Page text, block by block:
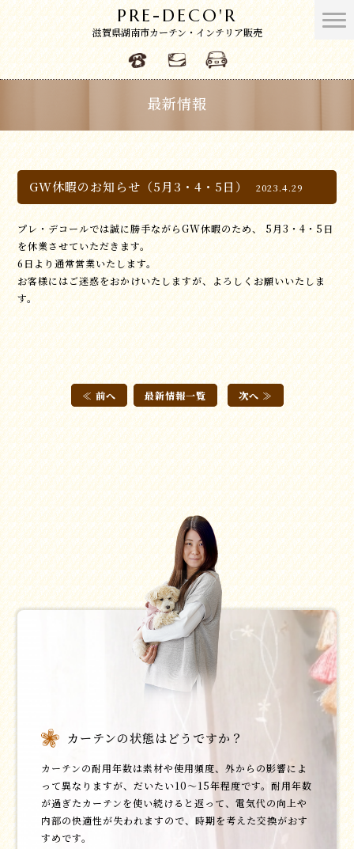
PRE-DECO'R
滋賀県湖南市カーテン・インテリア販売
最新情報
GW休暇のお知らせ（5月3・4・5日） 2023.4.29
プレ・デコールでは誠に勝手ながらGW休暇のため、 5月3・4・5日
を休業させていただきます。
6日より通常営業いたします。
お客様にはご迷惑をおかけいたしますが、よろしくお願いいたしま
す。
≪ 前へ 最新情報一覧 次へ ≫
カーテンの状態はどうですか？
カーテンの耐用年数は素材や使用頻度、外からの影響によ
って異なりますが、だいたい10～15年程度です。耐用年数
が過ぎたカーテンを使い続けると返って、電気代の向上や
内部の快適性が失われますので、時期を考えた交換がおす
すめです。